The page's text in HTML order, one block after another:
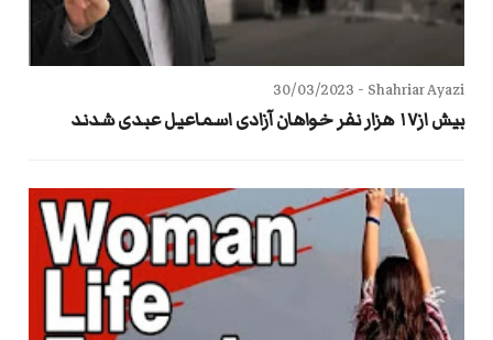
Shahriar Ayazi -
30/03/2023
بیش از۱۷ هزار نفر خواهان آزادی اسماعیل عبدی شدند